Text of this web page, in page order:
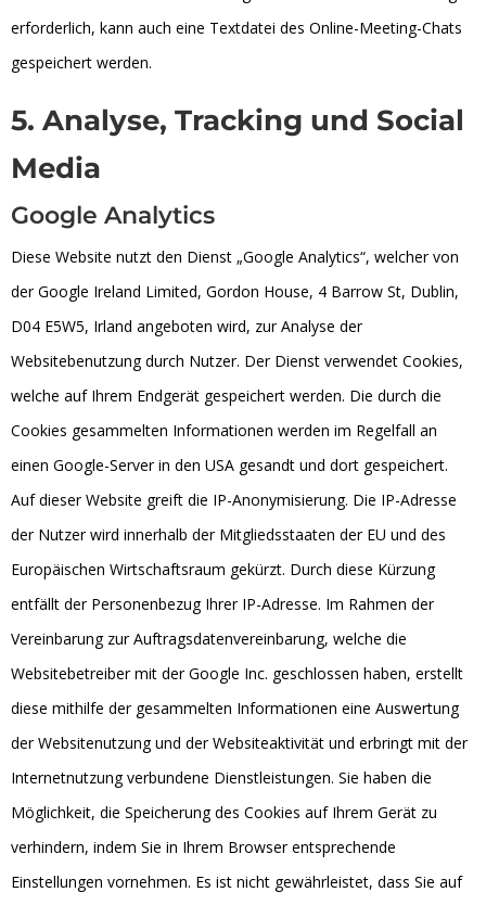
erforderlich, kann auch eine Textdatei des Online-Meeting-Chats
gespeichert werden.
5. Analyse, Tracking und Social
Media
Google Analytics
Diese Website nutzt den Dienst „Google Analytics“, welcher von
der Google Ireland Limited, Gordon House, 4 Barrow St, Dublin,
D04 E5W5, Irland angeboten wird, zur Analyse der
Websitebenutzung durch Nutzer. Der Dienst verwendet Cookies,
welche auf Ihrem Endgerät gespeichert werden. Die durch die
Cookies gesammelten Informationen werden im Regelfall an
einen Google-Server in den USA gesandt und dort gespeichert.
Auf dieser Website greift die IP-Anonymisierung. Die IP-Adresse
der Nutzer wird innerhalb der Mitgliedsstaaten der EU und des
Europäischen Wirtschaftsraum gekürzt. Durch diese Kürzung
entfällt der Personenbezug Ihrer IP-Adresse. Im Rahmen der
Vereinbarung zur Auftragsdatenvereinbarung, welche die
Websitebetreiber mit der Google Inc. geschlossen haben, erstellt
diese mithilfe der gesammelten Informationen eine Auswertung
der Websitenutzung und der Websiteaktivität und erbringt mit der
Internetnutzung verbundene Dienstleistungen. Sie haben die
Möglichkeit, die Speicherung des Cookies auf Ihrem Gerät zu
verhindern, indem Sie in Ihrem Browser entsprechende
Einstellungen vornehmen. Es ist nicht gewährleistet, dass Sie auf